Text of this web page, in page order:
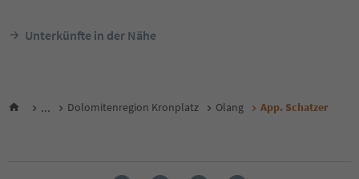
Unterkünfte in der Nähe
... Dolomitenregion Kronplatz Olang App. Schatzer